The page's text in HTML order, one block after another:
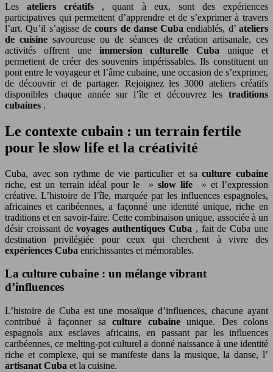
Lesateliers créatifs , quant à eux, sont des expériences
participatives qui permettent d’apprendre et de s’exprimer à travers
l’art. Qu’il s’agisse decours de danse Cubaendiablés, d’ateliers
de cuisinesavoureuse ou de séances de création artisanale, ces
activités offrent une immersion culturelle Cubaunique et
permettent de créer des souvenirs impérissables. Ils constituent un
pont entre le voyageur et l’âme cubaine, une occasion de s’exprimer,
de découvrir et de partager. Rejoignez les 3000 ateliers créatifs
disponibles chaque année sur l’île et découvrez les traditions
cubaines .
Le contexte cubain : un terrain fertile
pour le slow life et la créativité
Cuba, avec son rythme de vie particulier et saculture cubaine
riche, est un terrain idéal pour le » slow life
» et l’expression
créative. L’histoire de l’île, marquée par les influences espagnoles,
africaines et caribéennes, a façonné une identité unique, riche en
traditions et en savoir-faire. Cette combinaison unique, associée à un
désir croissant devoyages authentiques Cuba , fait de Cuba une
destination privilégiée pour ceux qui cherchent à vivre des
expériences Cuba enrichissantes et mémorables.
La culture cubaine : un mélange vibrant
d’influences
L’histoire de Cuba est une mosaïque d’influences, chacune ayant
contribué à façonner sa culture cubaine unique. Des colons
espagnols aux esclaves africains, en passant par les influences
caribéennes, ce melting-pot culturel a donné naissance à une identité
riche et complexe, qui se manifeste dans la musique, la danse, l’
artisanat Cuba et la cuisine.